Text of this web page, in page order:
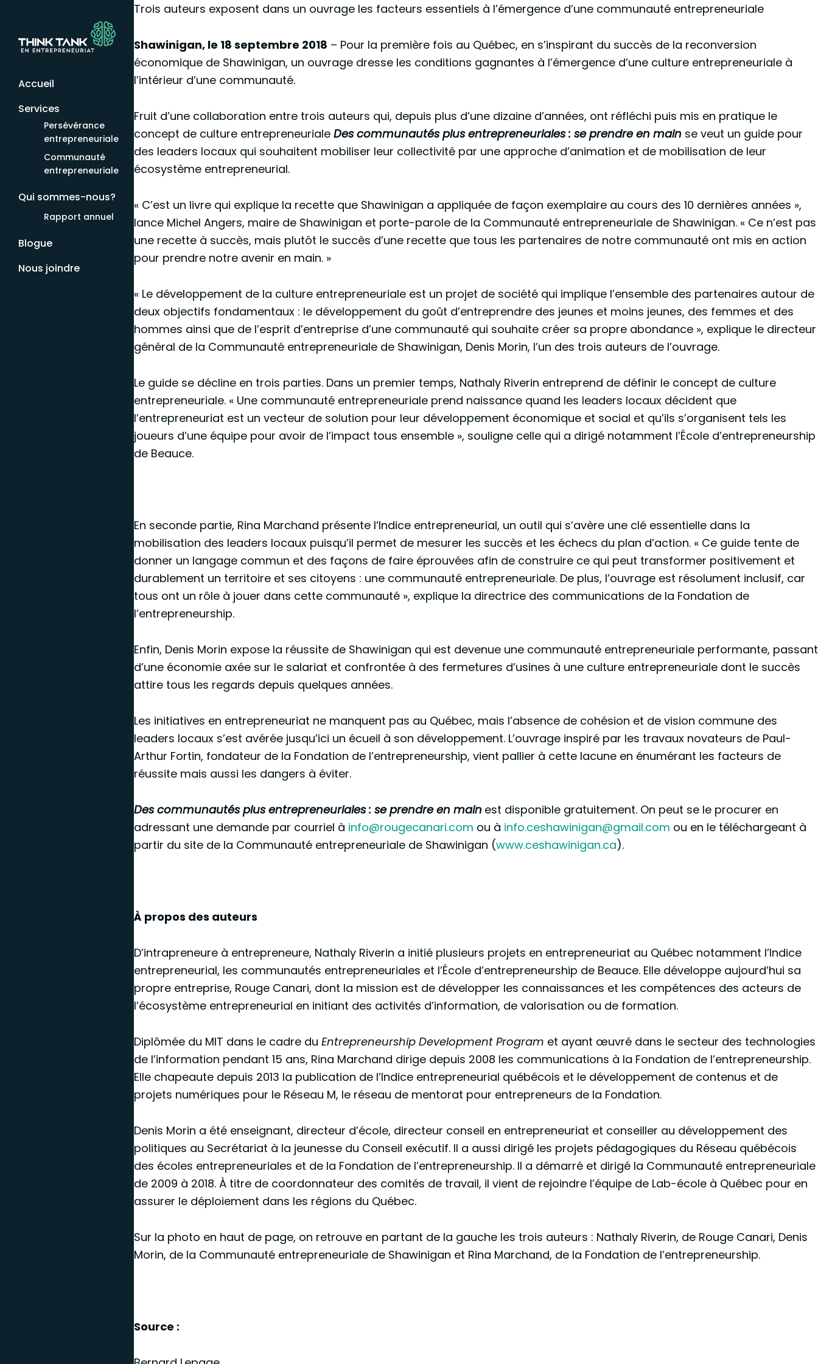
Accueil
Services
Persévérance
entrepreneuriale
Communauté
entrepreneuriale
Qui sommes-nous?
Rapport annuel
Blogue
Nous joindre
Trois auteurs exposent dans un ouvrage les facteurs essentiels à l’émergence d’une communauté entrepreneuriale
Shawinigan, le 18 septembre 2018 – Pour la première fois au Québec, en s’inspirant du succès de la reconversion
économique de Shawinigan, un ouvrage dresse les conditions gagnantes à l’émergence d’une culture entrepreneuriale à
l’intérieur d’une communauté.
Fruit d’une collaboration entre trois auteurs qui, depuis plus d’une dizaine d’années, ont réfléchi puis mis en pratique le
concept de culture entrepreneuriale Des communautés plus entrepreneuriales : se prendre en main se veut un guide pour
des leaders locaux qui souhaitent mobiliser leur collectivité par une approche d’animation et de mobilisation de leur
écosystème entrepreneurial.
« C’est un livre qui explique la recette que Shawinigan a appliquée de façon exemplaire au cours des 10 dernières années »,
lance Michel Angers, maire de Shawinigan et porte-parole de la Communauté entrepreneuriale de Shawinigan. « Ce n’est pas
une recette à succès, mais plutôt le succès d’une recette que tous les partenaires de notre communauté ont mis en action
pour prendre notre avenir en main. »
« Le développement de la culture entrepreneuriale est un projet de société qui implique l’ensemble des partenaires autour de
deux objectifs fondamentaux : le développement du goût d’entreprendre des jeunes et moins jeunes, des femmes et des
hommes ainsi que de l’esprit d’entreprise d’une communauté qui souhaite créer sa propre abondance », explique le directeur
général de la Communauté entrepreneuriale de Shawinigan, Denis Morin, l’un des trois auteurs de l’ouvrage.
Le guide se décline en trois parties. Dans un premier temps, Nathaly Riverin entreprend de définir le concept de culture
entrepreneuriale. « Une communauté entrepreneuriale prend naissance quand les leaders locaux décident que
l’entrepreneuriat est un vecteur de solution pour leur développement économique et social et qu’ils s’organisent tels les
joueurs d’une équipe pour avoir de l’impact tous ensemble », souligne celle qui a dirigé notamment l’École d’entrepreneurship
de Beauce.
En seconde partie, Rina Marchand présente l’Indice entrepreneurial, un outil qui s’avère une clé essentielle dans la
mobilisation des leaders locaux puisqu’il permet de mesurer les succès et les échecs du plan d’action. « Ce guide tente de
donner un langage commun et des façons de faire éprouvées afin de construire ce qui peut transformer positivement et
durablement un territoire et ses citoyens : une communauté entrepreneuriale. De plus, l’ouvrage est résolument inclusif, car
tous ont un rôle à jouer dans cette communauté », explique la directrice des communications de la Fondation de
l’entrepreneurship.
Enfin, Denis Morin expose la réussite de Shawinigan qui est devenue une communauté entrepreneuriale performante, passant
d’une économie axée sur le salariat et confrontée à des fermetures d’usines à une culture entrepreneuriale dont le succès
attire tous les regards depuis quelques années.
Les initiatives en entrepreneuriat ne manquent pas au Québec, mais l’absence de cohésion et de vision commune des
leaders locaux s’est avérée jusqu’ici un écueil à son développement. L’ouvrage inspiré par les travaux novateurs de Paul-
Arthur Fortin, fondateur de la Fondation de l’entrepreneurship, vient pallier à cette lacune en énumérant les facteurs de
réussite mais aussi les dangers à éviter.
Des communautés plus entrepreneuriales : se prendre en main est disponible gratuitement. On peut se le procurer en
adressant une demande par courriel à info@rougecanari.com ou à info.ceshawinigan@gmail.com ou en le téléchargeant à
partir du site de la Communauté entrepreneuriale de Shawinigan (www.ceshawinigan.ca).
À propos des auteurs
D’intrapreneure à entrepreneure, Nathaly Riverin a initié plusieurs projets en entrepreneuriat au Québec notamment l’Indice
entrepreneurial, les communautés entrepreneuriales et l’École d’entrepreneurship de Beauce. Elle développe aujourd’hui sa
propre entreprise, Rouge Canari, dont la mission est de développer les connaissances et les compétences des acteurs de
l’écosystème entrepreneurial en initiant des activités d’information, de valorisation ou de formation.
Diplômée du MIT dans le cadre du Entrepreneurship Development Program et ayant œuvré dans le secteur des technologies
de l’information pendant 15 ans, Rina Marchand dirige depuis 2008 les communications à la Fondation de l’entrepreneurship.
Elle chapeaute depuis 2013 la publication de l’Indice entrepreneurial québécois et le développement de contenus et de
projets numériques pour le Réseau M, le réseau de mentorat pour entrepreneurs de la Fondation.
Denis Morin a été enseignant, directeur d’école, directeur conseil en entrepreneuriat et conseiller au développement des
politiques au Secrétariat à la jeunesse du Conseil exécutif. Il a aussi dirigé les projets pédagogiques du Réseau québécois
des écoles entrepreneuriales et de la Fondation de l’entrepreneurship. Il a démarré et dirigé la Communauté entrepreneuriale
de 2009 à 2018. À titre de coordonnateur des comités de travail, il vient de rejoindre l’équipe de Lab-école à Québec pour en
assurer le déploiement dans les régions du Québec.
Sur la photo en haut de page, on retrouve en partant de la gauche les trois auteurs : Nathaly Riverin, de Rouge Canari, Denis
Morin, de la Communauté entrepreneuriale de Shawinigan et Rina Marchand, de la Fondation de l’entrepreneurship.
Source :